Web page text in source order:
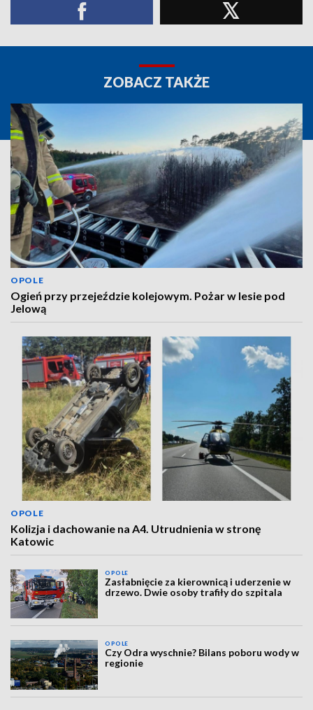
ZOBACZ TAKŻE
OPOLE
Ogień przy przejeździe kolejowym. Pożar w lesie pod
Jelową
OPOLE
Kolizja i dachowanie na A4. Utrudnienia w stronę
Katowic
OPOLE
Zasłabnięcie za kierownicą i uderzenie w
drzewo. Dwie osoby trafiły do szpitala
OPOLE
Czy Odra wyschnie? Bilans poboru wody w
regionie